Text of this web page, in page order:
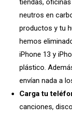
tiendas,
neutros en
productos y tu
hemos
iPhone 13 y
plástico.
envían nada a
Carga tu
canciones,